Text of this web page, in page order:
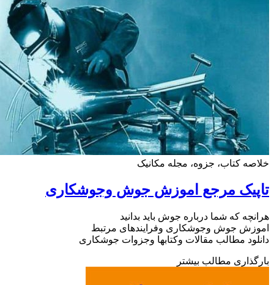
کتاب، جزوه، مجله مکانیک
مرجع اموزش جوش وجوشکاری
که شما درباره جوش باید بدانید
جوش وجوشکاری وفرایندهای مرتبط
مطالب مقالات وکتابها وجزوات جوشکاری
مطالب بیشتر